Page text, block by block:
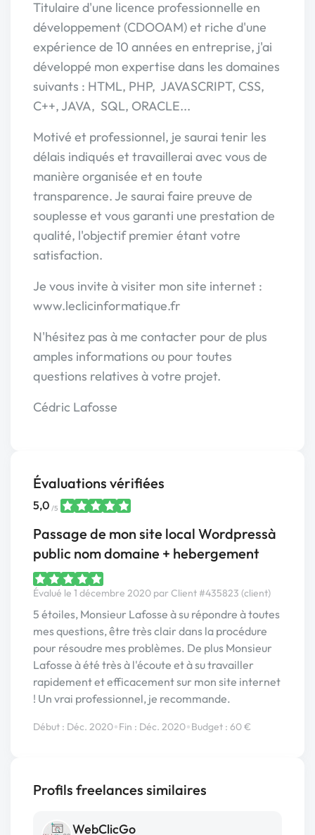
Titulaire d'une licence professionnelle en
développement (CDOOAM) et riche d'une
expérience de 10 années en entreprise, j'ai
développé mon expertise dans les domaines
suivants : HTML, PHP, JAVASCRIPT, CSS,
C++, JAVA, SQL, ORACLE...
Motivé et professionnel, je saurai tenir les
délais indiqués et travaillerai avec vous de
manière organisée et en toute
transparence. Je saurai faire preuve de
souplesse et vous garanti une prestation de
qualité, l'objectif premier étant votre
satisfaction.
Je vous invite à visiter mon site internet :
www.leclicinformatique.fr
N'hésitez pas à me contacter pour de plus
amples informations ou pour toutes
questions relatives à votre projet.
Cédric Lafosse
Évaluations vérifiées
5,0 /5
Passage de mon site local Wordpressà
public nom domaine + hebergement
Évalué le 1 décembre 2020 par Client #435823 (client)
5 étoiles, Monsieur Lafosse à su répondre à toutes
mes questions, être très clair dans la procédure
pour résoudre mes problèmes. De plus Monsieur
Lafosse à été très à l'écoute et à su travailler
rapidement et efficacement sur mon site internet
! Un vrai professionnel, je recommande.
Début : Déc. 2020•Fin : Déc. 2020•Budget : 60 €
Profils freelances similaires
WebClicGo